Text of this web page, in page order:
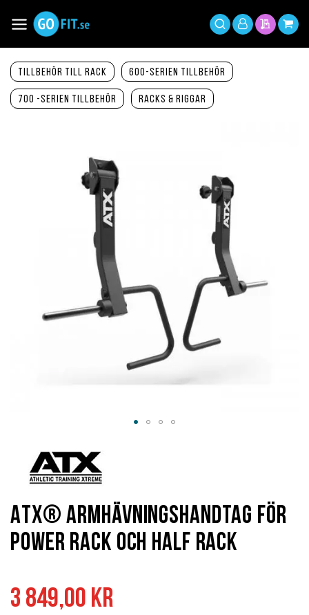
innehållet
Växla
Nav
Sök
Mitt
Min Min
Tillbehör till Rack 600-serien tillbehör
700 -serien tillbehör Racks & Riggar
3 849,00 kr
ATX® Armhävningshandtag för
Power Rack och Half Rack
början
bildgalleriet